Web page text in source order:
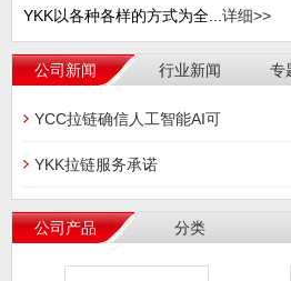
YKK以各种各样的方式为全... 详细>>
公司新闻 行业新闻 专
YCC拉链确信人工智能AI可
YKK拉链服务承诺
公司产品 分类